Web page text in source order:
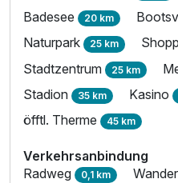
Badesee 20 km
Naturpark 25 km
Stadtzentrum 25 km
Stadion 35 km Kasino
öfftl. Therme 45 km
Verkehrsanbindung
Radweg 0,1 km